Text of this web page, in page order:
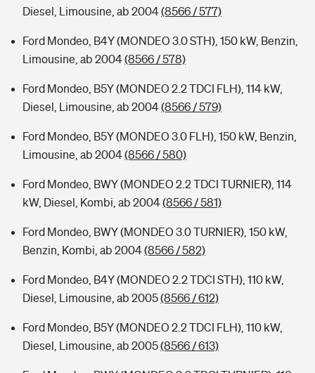
Diesel, Limousine, ab 2004(8566 / 577)
Ford Mondeo, B4Y (MONDEO 3.0 STH), 150 kW, Benzin,
Limousine, ab 2004(8566 / 578)
Ford Mondeo, B5Y (MONDEO 2.2 TDCI FLH), 114 kW,
Diesel, Limousine, ab 2004(8566 / 579)
Ford Mondeo, B5Y (MONDEO 3.0 FLH), 150 kW, Benzin,
Limousine, ab 2004(8566 / 580)
Ford Mondeo, BWY (MONDEO 2.2 TDCI TURNIER), 114
kW, Diesel, Kombi, ab 2004(8566 / 581)
Ford Mondeo, BWY (MONDEO 3.0 TURNIER), 150 kW,
Benzin, Kombi, ab 2004(8566 / 582)
Ford Mondeo, B4Y (MONDEO 2.2 TDCI STH), 110 kW,
Diesel, Limousine, ab 2005(8566 / 612)
Ford Mondeo, B5Y (MONDEO 2.2 TDCI FLH), 110 kW,
Diesel, Limousine, ab 2005(8566 / 613)